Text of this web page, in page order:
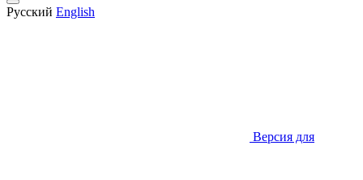
Русский English
Версия для